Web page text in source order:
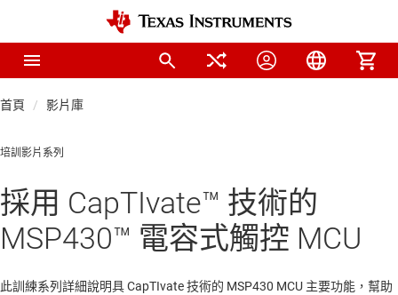
首頁 影片庫
培訓影片系列
採用 CapTIvate™ 技術的
MSP430™ 電容式觸控 MCU
此訓練系列詳細說明具 CapTIvate 技術的 MSP430 MCU 主要功能，幫助